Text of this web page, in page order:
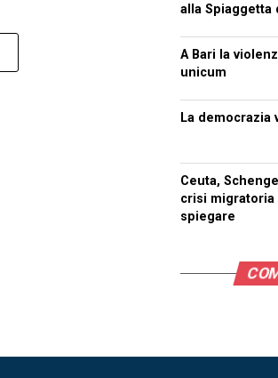
alla Spiaggetta
A Bari la
unicum
La democrazia
Ceuta,
crisi migratoria
spiegare